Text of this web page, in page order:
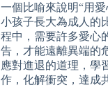
一個比喻來說明“用
小孩子長大為成人的
程中，需要許多愛心
告，才能遠離異端的
應對進退的道理，學
作，化解衝突，達成